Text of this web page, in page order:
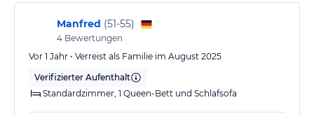
Manfred (51-55)
4 Bewertungen
Vor 1 Jahr • Verreist als Familie im August 2025
Verifizierter Aufenthalt
Standardzimmer, 1 Queen-Bett und Schlafsofa